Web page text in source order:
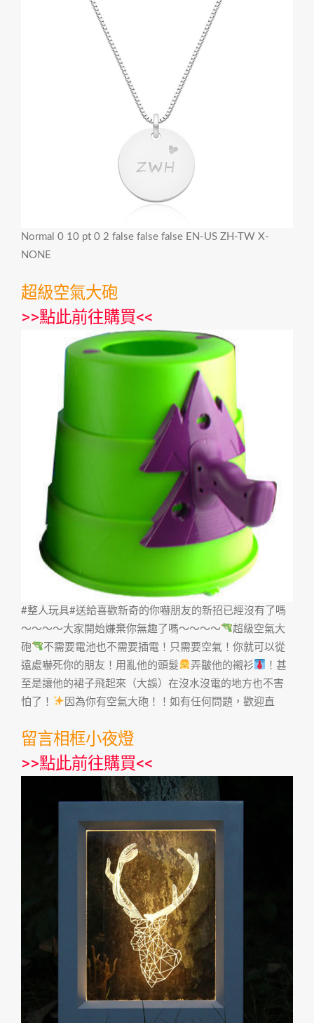
Normal 0 10 pt 0 2 false false false EN-US ZH-TW X-
NONE
超級空氣大砲
>>點此前往購買<<
‪#‎整人玩具‬‪#‎送給喜歡新奇的你‬嚇朋友的新招已經沒有了嗎
～～～～大家開始嫌棄你無趣了嗎～～～～
超級空氣大
砲
不需要電池也不需要插電！只需要空氣！你就可以從
遠處嚇死你的朋友！用亂他的頭髮
弄皺他的襯衫
！甚
至是讓他的裙子飛起來（大誤）在沒水沒電的地方也不害
怕了！
因為你有空氣大砲！！如有任何問題，歡迎直
留言相框小夜燈
>>點此前往購買<<